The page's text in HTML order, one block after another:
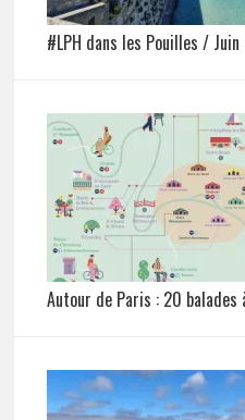
#LPH dans les Pouilles / Juin
Autour de Paris : 20 balades